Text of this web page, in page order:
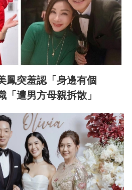
鳳突羞認「身邊有個
遭男方母親拆散」